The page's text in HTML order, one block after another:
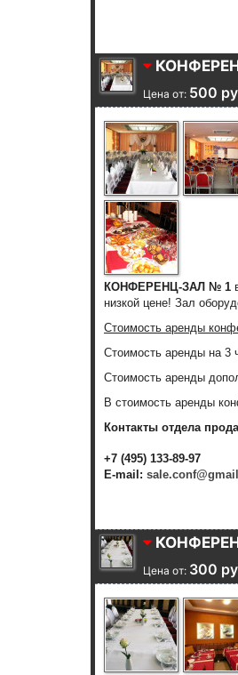
Цена от: 500
КОНФЕРЕНЦ-ЗАЛ № 1
низкой цене! Зал
Стоимость аренды
Стоимость аренды на 3
Стоимость аренды
В стоимость аренды
Контакты отдела
+7 (495) 133-89-97
E-mail:
Цена от: 300